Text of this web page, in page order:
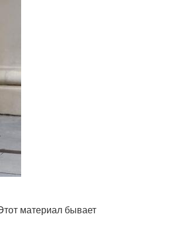
материал бывает